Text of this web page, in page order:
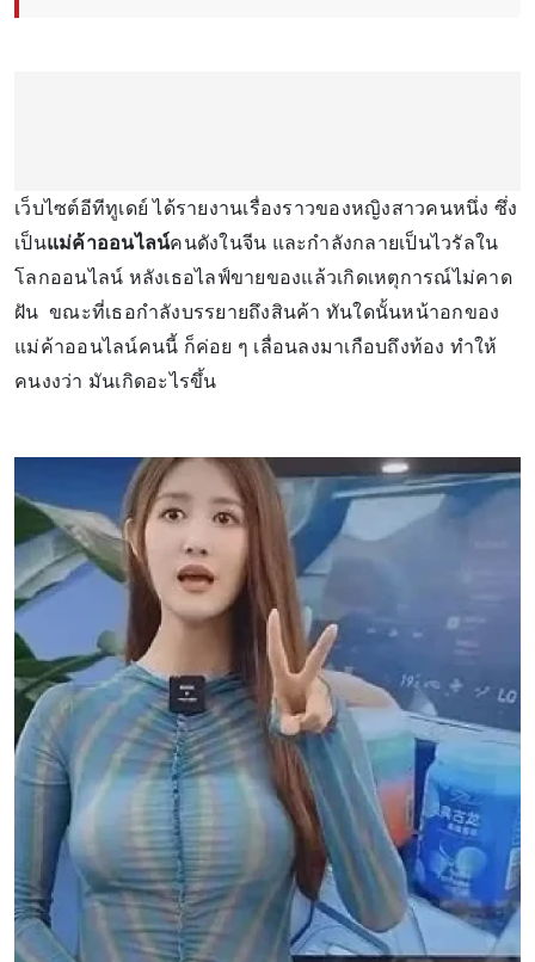
เว็บไซต์อีทีทูเดย์ ได้รายงานเรื่องราวของหญิงสาวคนหนึ่ง ซึ่ง
เป็นแม่ค้าออนไลน์คนดังในจีน และกำลังกลายเป็นไวรัลใน
โลกออนไลน์ หลังเธอไลฟ์ขายของแล้วเกิดเหตุการณ์ไม่คาด
ฝัน ขณะที่เธอกำลังบรรยายถึงสินค้า ทันใดนั้นหน้าอกของ
แม่ค้าออนไลน์คนนี้ ก็ค่อย ๆ เลื่อนลงมาเกือบถึงท้อง ทำให้
คนงงว่า มันเกิดอะไรขึ้น